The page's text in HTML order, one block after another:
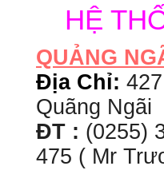
HỆ
QUẢNG
Địa Chỉ:
Quãng Ngãi
ĐT : (0255)
475 ( Mr